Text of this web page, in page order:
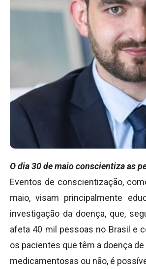
O dia 30 de maio conscientiza as
Eventos de conscientização,
maio, visam principalmente
investigação da doença, que,
afeta 40 mil pessoas no Brasil e
os pacientes que têm a doença
medicamentosas ou não, é